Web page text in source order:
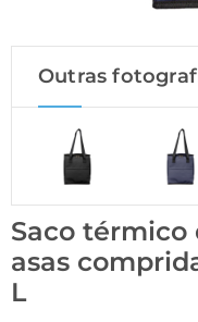
Outras
Saco térmico
asas
L